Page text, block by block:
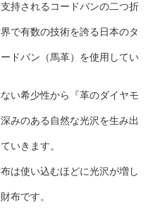
持されるコードバンの二つ折
で有数の技術を誇る日本のタ
ドバン（馬革）を使用してい
い希少性から『革のダイヤモ
みのある自然な光沢を生み出
いきます。
は使い込むほどに光沢が増し
布です。